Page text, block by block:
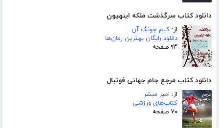
دانلود کتاب سرگذشت ملکه اینهیون
از: کیم جونگ آن
دانلود رایگان بهترین رمان‌ها
۹۳ صفحه
دانلود کتاب مرجع جام جهانی فوتبال
از: امیر مبشر
کتاب‌های ورزشی
۷۰ صفحه